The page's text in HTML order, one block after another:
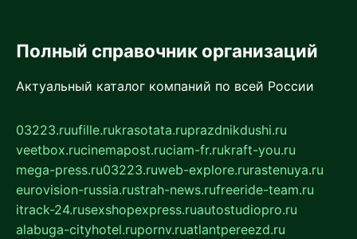
Полный справочник организаций
Актуальный каталог компаний по всей России
03223.ruufille.rukrasotata.ruprazdnikdushi.ru
veetbox.rucinemapost.ruciam-fr.rukraft-you.ru
mega-press.ru03223.ruweb-explore.rurastenuya.ru
eurovision-russia.rustrah-news.rufreeride-team.ru
itrack-24.rusexshopexpress.ruautostudiopro.ru
alabuga-cityhotel.rupornv.ruatlantpereezd.ru